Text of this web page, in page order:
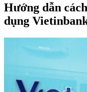
Hướng dẫn
dụng